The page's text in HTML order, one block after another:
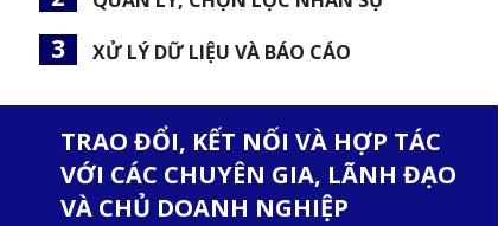
TRAO ĐỔI, KẾT NỐI VÀ HỢP TÁC
VỚI CÁC CHUYÊN GIA, LÃNH ĐẠO
VÀ CHỦ DOANH NGHIỆP
XỬ LÝ DỮ LIỆU VÀ BÁO CÁO
3